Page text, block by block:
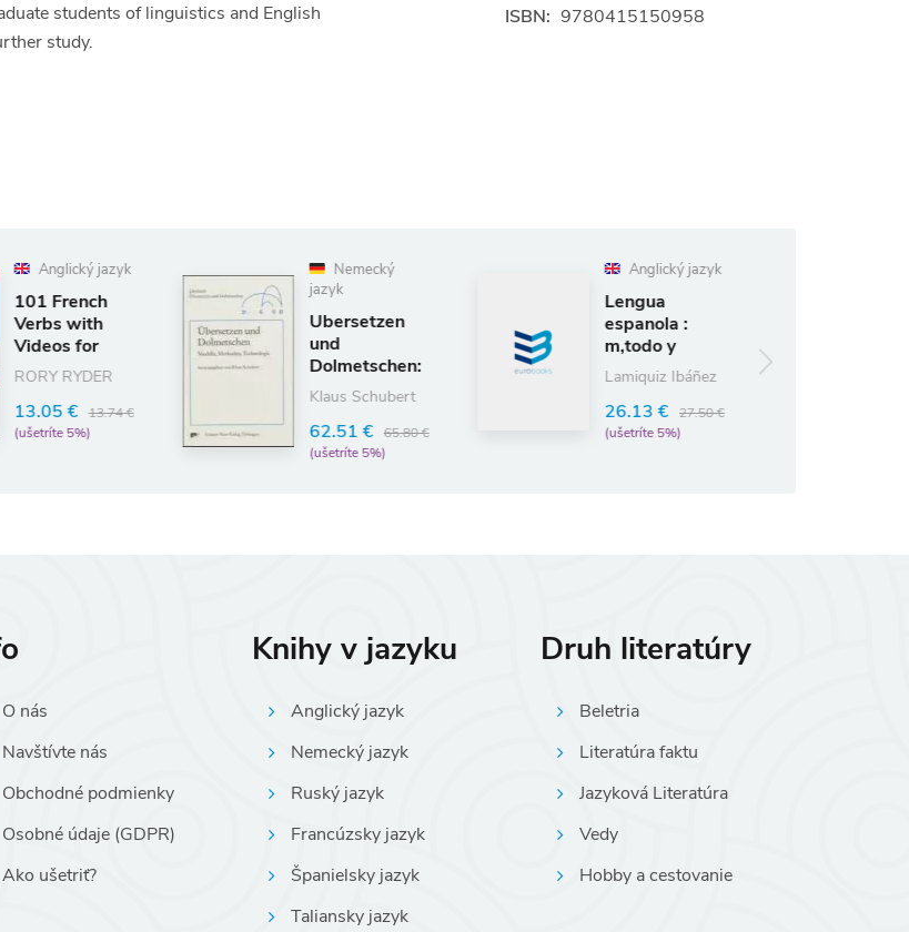
students of linguistics and English
study.
ISBN: 9780415150958
Ubersetzen
Dolmetschen:
Technologie
62.51 € 65.80 €
(ušetríte 5%)
espanola :
m‚todo y
Lamiquiz Ibáñez
Contemporaneos
Rôzni autori
O nás
Navštívte nás
Obchodné podmienky
Osobné údaje (GDPR)
Ako ušetriť?
Knihy v jazyku
Anglický jazyk
Nemecký jazyk
Ruský jazyk
Francúzsky jazyk
Španielsky jazyk
Taliansky jazyk
Druh literatúry
Beletria
Literatúra faktu
Jazyková Literatúra
Vedy
Hobby a cestovanie